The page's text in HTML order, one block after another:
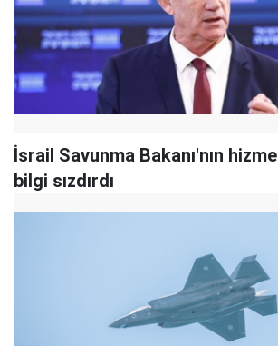
İ srail Savunma Bakanı'nın
bilgi sızdırdı